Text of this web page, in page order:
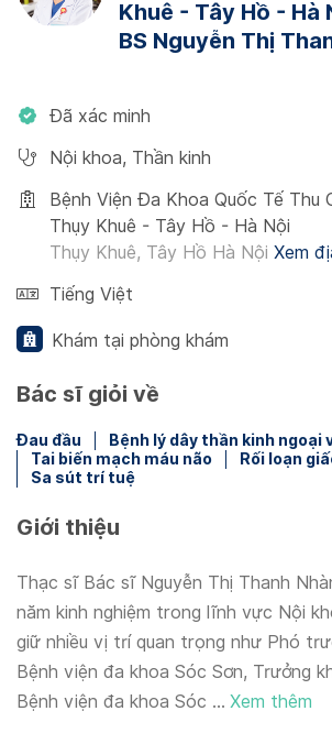
Khuê - Tây Hồ - Hà
BS Nguyễn Thị
Đã xác minh
Nội khoa, Thần kinh
Bệnh Viện Đa Khoa Quốc Tế Thu
Thụy Khuê - Tây Hồ - Hà Nội
Thụy Khuê, Tây Hồ Hà Nội Xem
Tiếng Việt
Khám tại phòng khám
Bác sĩ giỏi về
Đau đầu
Bệnh lý dây thần kinh ngoại
Tai biến mạch máu não
Rối loạn
Sa sút trí tuệ
Giới thiệu
Thạc sĩ Bác sĩ Nguyễn Thị Thanh
năm kinh nghiệm trong lĩnh vực Nội
giữ nhiều vị trí quan trọng như Phó
Bệnh viện đa khoa Sóc Sơn, Trưởng
Bệnh viện đa khoa Sóc ... Xem thêm